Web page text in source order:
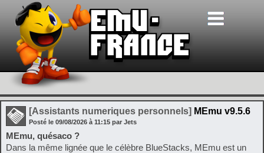
[Assistants numeriques personnels] MEmu v9.5.6
Posté le 09/08/2026 à 11:15 par Jets
MEmu, quésaco ?
Dans la même lignée que le célèbre BlueStacks, MEmu est un